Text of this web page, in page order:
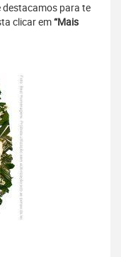
destacamos para te
clicar em“Mais